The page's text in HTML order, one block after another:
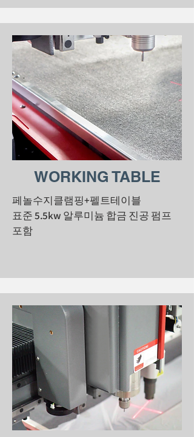
WORKING TABLE
페놀수지클램핑+펠트테이블
표준 5.5kw 알루미늄 합금 진공 펌프
포함